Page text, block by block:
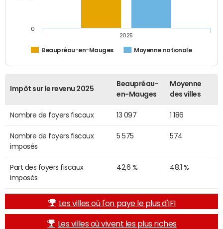
Beaupréau-en-Mauges Moyenne nationale
2025
0
Impôt sur le revenu 2025
Beaupréau-
en-Mauges
Moyenne
des villes
Nombre de foyers fiscaux 13 097 1 186
Nombre de foyers fiscaux
imposés
5 575 574
Part des foyers fiscaux
imposés
42,6 % 48,1 %
Les villes où l'on paye le plus d'IFI
Les villes où vivent les plus riches